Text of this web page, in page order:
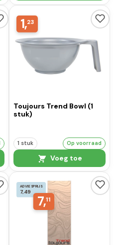
1,23
Toujours Trend Bowl (1
stuk)
1 stuk Op voorraad
Voeg toe
ADVIESPRIJS
7,49
7,11